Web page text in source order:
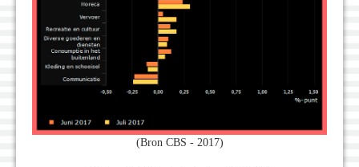
(Bron CBS - 2017)